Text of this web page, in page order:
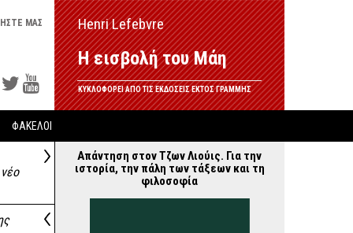
ΜΑΣ Henri Lefebvre
Η εισβολή του Μάη
ΚΥΚΛΟΦΟΡΕΙ ΑΠΟ ΤΙΣ ΕΚΔΟΣΕΙΣ ΕΚΤΟΣ ΓΡΑΜΜΗΣ
ΦΑΚΕΛΟΙ
Απάντηση στον Τζων Λιούις. Για την
ιστορία, την πάλη των τάξεων και τη
φιλοσοφία